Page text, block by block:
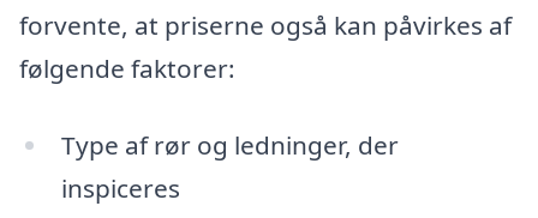
forvente, at priserne også kan påvirkes af
følgende faktorer:
Type af rør og ledninger, der
inspiceres